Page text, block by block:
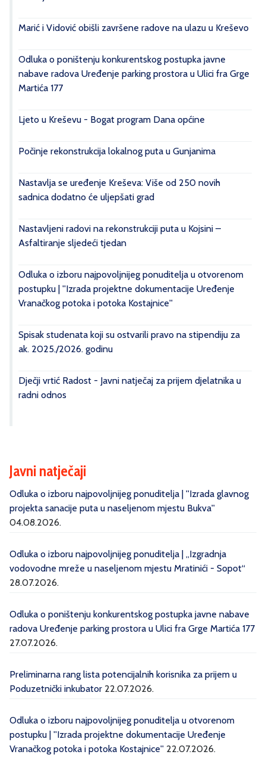
Marić i Vidović obišli završene radove na ulazu u Kreševo
Odluka o poništenju konkurentskog postupka javne
nabave radova Uređenje parking prostora u Ulici fra Grge
Martića 177
Ljeto u Kreševu - Bogat program Dana općine
Počinje rekonstrukcija lokalnog puta u Gunjanima
Nastavlja se uređenje Kreševa: Više od 250 novih
sadnica dodatno će uljepšati grad
Nastavljeni radovi na rekonstrukciji puta u Kojsini –
Asfaltiranje sljedeći tjedan
Odluka o izboru najpovoljnijeg ponuditelja u otvorenom
postupku | ''Izrada projektne dokumentacije Uređenje
Vranačkog potoka i potoka Kostajnice''
Spisak studenata koji su ostvarili pravo na stipendiju za
ak. 2025./2026. godinu
Dječji vrtić Radost - Javni natječaj za prijem djelatnika u
radni odnos
Javni natječaji
Odluka o izboru najpovoljnijeg ponuditelja | ''Izrada glavnog
projekta sanacije puta u naseljenom mjestu Bukva''
04.08.2026.
Odluka o izboru najpovoljnijeg ponuditelja | „Izgradnja
vodovodne mreže u naseljenom mjestu Mratinići - Sopot“
28.07.2026.
Odluka o poništenju konkurentskog postupka javne nabave
radova Uređenje parking prostora u Ulici fra Grge Martića 177
27.07.2026.
Preliminarna rang lista potencijalnih korisnika za prijem u
Poduzetnički inkubator 22.07.2026.
Odluka o izboru najpovoljnijeg ponuditelja u otvorenom
postupku | ''Izrada projektne dokumentacije Uređenje
Vranačkog potoka i potoka Kostajnice'' 22.07.2026.